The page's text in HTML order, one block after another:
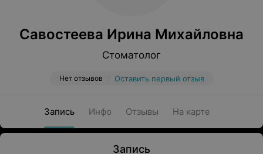
Савостеева Ирина Михайловна
Стоматолог
Нет отзывов Оставить первый отзыв
Запись Инфо Отзывы На карте
Запись